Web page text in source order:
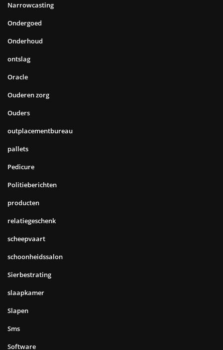
Narrowcasting
Ondergoed
Onderhoud
ontslag
Oracle
Ouderen zorg
Ouders
outplacementbureau
pallets
Pedicure
Politieberichten
producten
relatiegeschenk
scheepvaart
schoonheidssalon
Sierbestrating
slaapkamer
Slapen
Sms
Software